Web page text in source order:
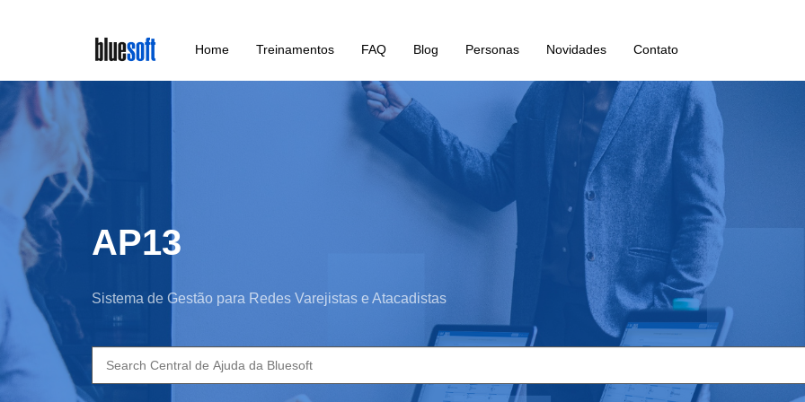
main
content
Home Treinamentos FAQ Blog Personas Novidades Contato
AP13
Sistema de Gestão para Redes Varejistas e Atacadistas
Search
for: